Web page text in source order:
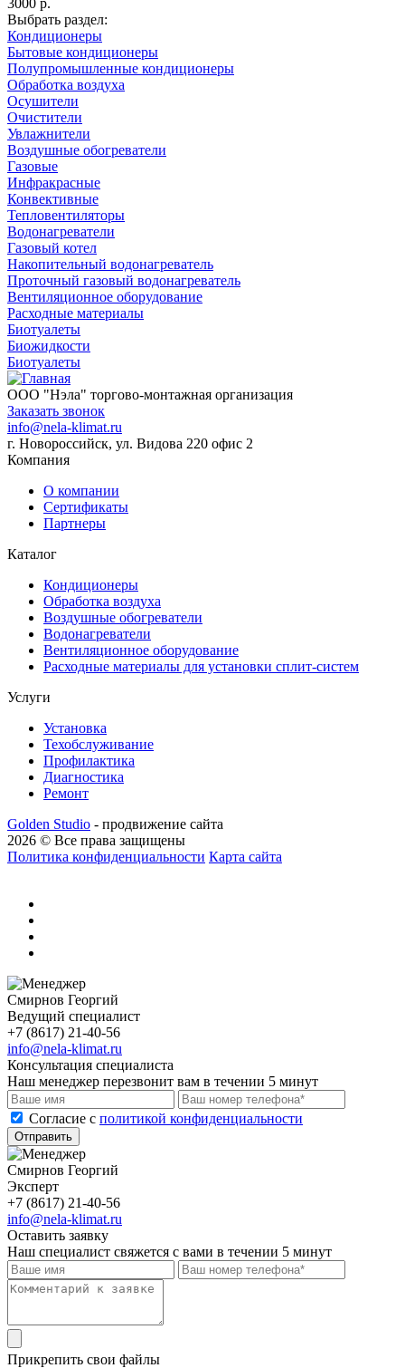
Выбрать раздел:
Кондиционеры
Бытовые кондиционеры
Полупромышленные кондиционеры
Обработка воздуха
Осушители
Очистители
Увлажнители
Воздушные обогреватели
Газовые
Инфракрасные
Конвективные
Тепловентиляторы
Водонагреватели
Газовый котел
Накопительный водонагреватель
Проточный газовый водонагреватель
Вентиляционное оборудование
Расходные материалы
Биотуалеты
Биожидкости
Биотуалеты
ООО "Нэла" торгово-монтажная организация
Заказать звонок
info@nela-klimat.ru
г. Новороссийск, ул. Видова 220 офис 2
Компания
О компании
Сертификаты
Партнеры
Каталог
Кондиционеры
Обработка воздуха
Воздушные обогреватели
Водонагреватели
Вентиляционное оборудование
Расходные материалы для установки сплит-систем
Услуги
Установка
Техобслуживание
Профилактика
Диагностика
Ремонт
Golden Studio - продвижение сайта
2026 © Все права защищены
Политика конфиденциальности Карта сайта
Смирнов Георгий
Ведущий специалист
+7 (8617) 21-40-56
info@nela-klimat.ru
Консультация специалиста
Наш менеджер перезвонит вам в течении 5 минут
Cогласие с политикой конфиденциальности
Отправить
Смирнов Георгий
Эксперт
+7 (8617) 21-40-56
info@nela-klimat.ru
Оставить заявку
Наш специалист свяжется с вами в течении 5 минут
Прикрепить свои файлы